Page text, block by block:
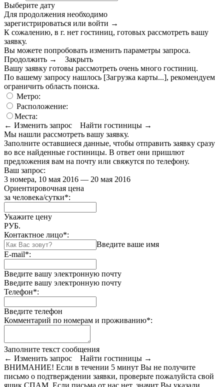
Выберите дату
Для продолжения необходимо
зарегистрироваться или войти →
К сожалению, в г. нет гостиниц, готовых рассмотреть вашу
заявку.
Вы можете попробовать изменить параметры запроса.
Продолжить →
Закрыть
Вашу заявку готовы рассмотреть очень много гостиниц.
По вашему запросу нашлось [Загрузка карты...], рекомендуем
ограничить область поиска.
Метро:
Расположение:
Места:
← Изменить запрос
Найти гостиницы →
Мы нашли рассмотреть вашу заявку.
Заполните оставшиеся данные, чтобы отправить заявку сразу
во все найденные гостиницы. В ответ они пришлют
предложения вам на почту или свяжутся по телефону.
Ваш запрос:
3 номера, 10 мая 2016 — 20 мая 2016
Ориентировочная цена
за человека/сутки*:
Укажите цену
РУБ.
Контактное лицо*:
Введите ваше имя
E-mail*:
Введите вашу электронную почту
Введите вашу электронную почту
Телефон*:
Введите телефон
Комментарий по номерам и проживанию*:
Заполните текст сообщения
← Изменить запрос
Найти гостиницы →
ВНИМАНИЕ! Если в течении 5 минут Вы не получите
письмо о подтверждении заявки, проверьте пожалуйста свой
ящик СПАМ. Если письма от нас нет, значит Вы указали